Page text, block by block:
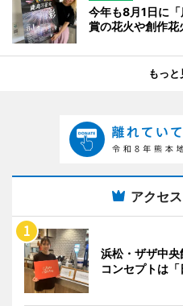
今年も8月1日に
賞の花火や創作花
もっと
アクセ
浜松・ザザ中
コンセプトは「